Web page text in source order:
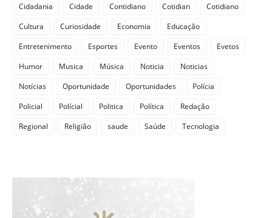
Cidadania Cidade Contidiano Cotidian
Cotidiano
Cultura
Curiosidade Economia
Educação
Entretenimento
Esportes Evento Eventos
Evetos
Humor
Musica Música Noticia
Noticias
Notícias
Oportunidade Oportunidades
Polícia
Policial
Polícial Politica Política
Redação
Regional
Religião saude Saúde Tecnologia